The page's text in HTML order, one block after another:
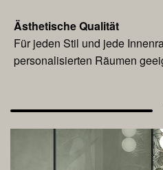
Ästhetische Qualität
Für jeden Stil und jede
personalisierten Räumen